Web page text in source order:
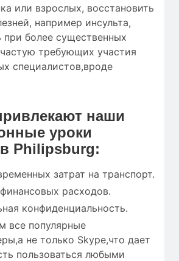
или взрослых, восстановить
например инсульта,
при более существенных
требующих участия
специалистов,вроде
наши
уроки
Philipsburg:
затрат на транспорт.
расходов.
конфиденциальность.
все популярные
не только Skype,что дает
пользоваться любыми